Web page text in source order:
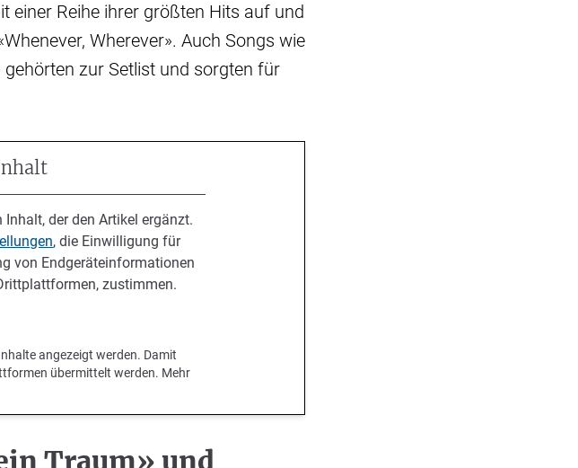
einer Reihe ihrer größten Hits auf und
Wherever». Auch Songs wie
gehörten zur Setlist und sorgten für
der den Artikel ergänzt.
, die Einwilligung für
von Endgeräteinformationen
zustimmen.
angezeigt werden. Damit
übermittelt werden. Mehr
Traum» und